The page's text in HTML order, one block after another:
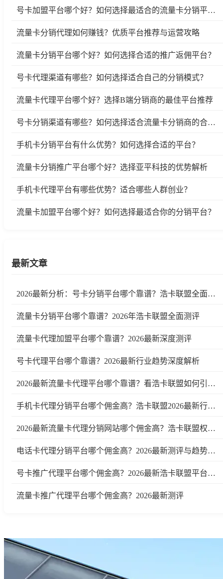
号卡加盟平台哪个好？如何选择最适合的流量卡分销平台？
流量卡分销代理如何赚钱？优质平台推荐与运营攻略
流量卡分销平台哪个好？如何选择合适的推广返佣平台？
号卡代理渠道有哪些？如何选择适合自己的分销模式？
流量卡代理平台哪个好？选择B端分销商的最佳平台推荐
号卡分销渠道有哪些？如何选择适合流量卡分销商的合作平台？
手机卡分销平台有什么优势？如何选择合适的平台？
流量卡分销推广平台哪个好？选择亚平科技的优势解析
手机卡代理平台有哪些优势？适合哪些人群创业？
流量卡加盟平台哪个好？如何选择最适合你的分销平台？
最新文章
2026最新分析：号卡分销平台哪个靠谱？浩卡联盟全面测评
流量卡分销平台哪个靠谱？2026年浩卡联盟全面测评
流量卡代理加盟平台哪个靠谱？2026最新深度测评
号卡代理平台哪个靠谱？2026最新行业趋势深度解析
2026最新流量卡代理平台哪个靠谱？看浩卡联盟如何引领行业变革
手机卡代理分销平台哪个佣金高？浩卡联盟2026最新行业测评及趋势分析
2026最新流量卡代理分销网站哪个佣金高？浩卡联盟权威测评
电话卡代理分销平台哪个佣金高？2026最新测评与趋势分析
号卡推广代理平台哪个佣金高？2026最新浩卡联盟平台测评与行业分析
流量卡推广代理平台哪个佣金高？2026最新测评